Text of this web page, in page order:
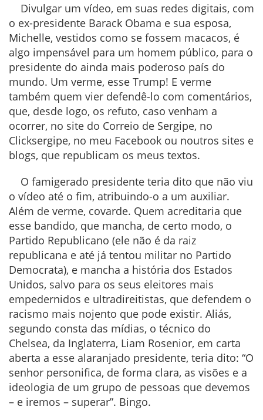
Divulgar um vídeo, em suas redes digitais, com
o ex-presidente Barack Obama e sua esposa,
Michelle, vestidos como se fossem macacos, é
algo impensável para um homem público, para o
presidente do ainda mais poderoso país do
mundo. Um verme, esse Trump! E verme
também quem vier defendê-lo com comentários,
que, desde logo, os refuto, caso venham a
ocorrer, no site do Correio de Sergipe, no
Clicksergipe, no meu Facebook ou noutros sites e
blogs, que republicam os meus textos.
O famigerado presidente teria dito que não viu
o vídeo até o fim, atribuindo-o a um auxiliar.
Além de verme, covarde. Quem acreditaria que
esse bandido, que mancha, de certo modo, o
Partido Republicano (ele não é da raiz
republicana e até já tentou militar no Partido
Democrata), e mancha a história dos Estados
Unidos, salvo para os seus eleitores mais
empedernidos e ultradireitistas, que defendem o
racismo mais nojento que pode existir. Aliás,
segundo consta das mídias, o técnico do
Chelsea, da Inglaterra, Liam Rosenior, em carta
aberta a esse alaranjado presidente, teria dito: “O
senhor personifica, de forma clara, as visões e a
ideologia de um grupo de pessoas que devemos
– e iremos – superar”. Bingo.